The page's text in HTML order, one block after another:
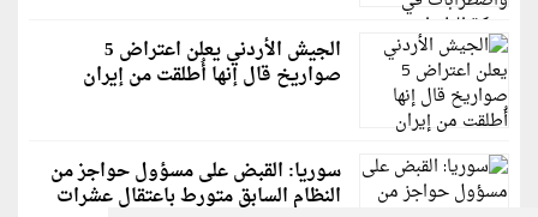
الجيش الأردني يعلن اعتراض 5
صواريخ قال إنها أُطلقت من إيران
سوريا: القبض على مسؤول حواجز من
النظام السابق متورط باعتقال عشرات